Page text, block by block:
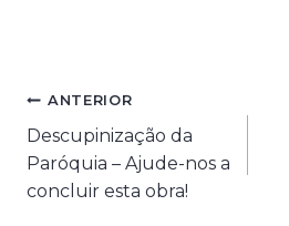
Navegação
de
Post
ANTERIOR
Descupinização da
Paróquia – Ajude-nos a
concluir esta obra!